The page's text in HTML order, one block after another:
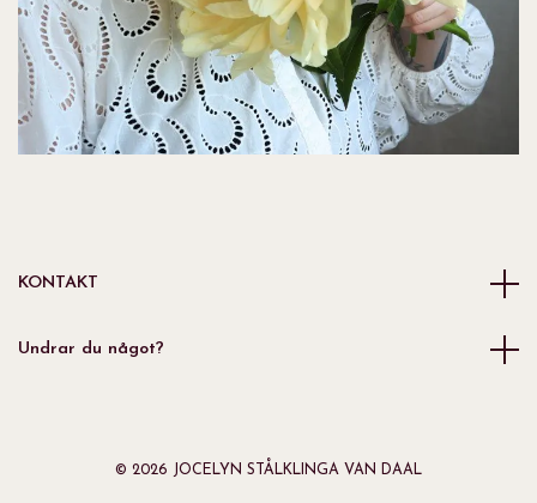
KONTAKT
Undrar du något?
© 2026 JOCELYN STÅLKLINGA VAN DAAL